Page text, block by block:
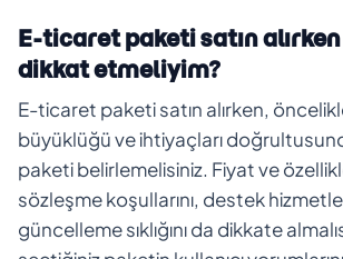
E-ticaret paketi satın
dikkat etmeliyim?
E-ticaret paketi satın alırken,
büyüklüğü ve ihtiyaçları
paketi belirlemelisiniz. Fiyat ve
sözleşme koşullarını, destek
güncelleme sıklığını da dikkate